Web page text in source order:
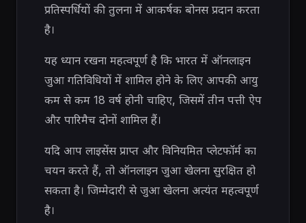
प्रतिस्पर्धियों की तुलना में आकर्षक बोनस प्रदान करता
है।
यह ध्यान रखना महत्वपूर्ण है कि भारत में ऑनलाइन
जुआ गतिविधियों में शामिल होने के लिए आपकी आयु
कम से कम 18 वर्ष होनी चाहिए, जिसमें तीन पत्ती ऐप
और पारिमैच दोनों शामिल हैं।
यदि आप लाइसेंस प्राप्त और विनियमित प्लेटफॉर्म का
चयन करते हैं, तो ऑनलाइन जुआ खेलना सुरक्षित हो
सकता है। जिम्मेदारी से जुआ खेलना अत्यंत महत्वपूर्ण
है।